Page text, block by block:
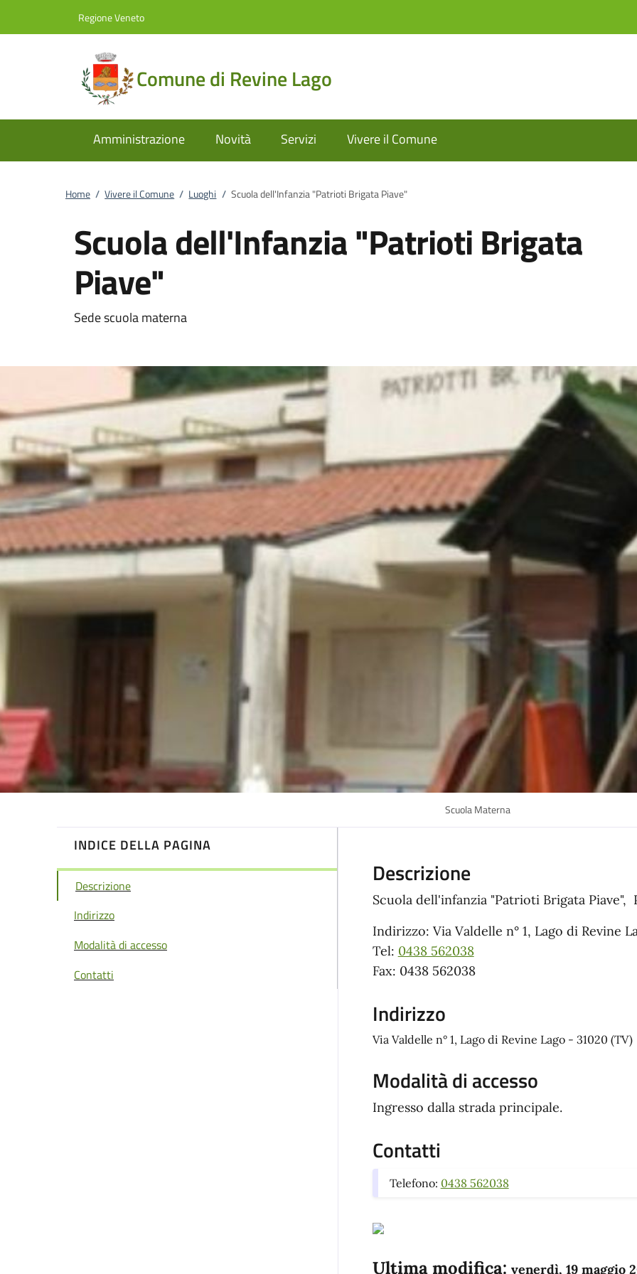
Regione Veneto
Comune di Revine Lago
Amministrazione Novità Servizi Vivere il Comune
Home / Vivere il Comune / Luoghi / Scuola dell'Infanzia "Patrioti Brigata Piave"
Scuola dell'Infanzia "Patrioti Brigata
Piave"
Sede scuola materna
Scuola Materna
INDICE DELLA PAGINA
Descrizione
Indirizzo
Modalità di accesso
Contatti
Descrizione
Scuola dell'infanzia "Patrioti Brigata
Indirizzo: Via Valdelle n° 1, Lago di Revine
Tel: 0438 562038
Fax: 0438 562038
Indirizzo
Via Valdelle n° 1, Lago di Revine Lago - 31020 (TV)
Modalità di accesso
Ingresso dalla strada principale.
Contatti
Telefono: 0438 562038
Ultima modifica: venerdì, 19 maggio